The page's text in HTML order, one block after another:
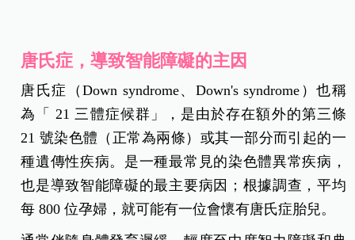
唐氏症，導致智能障礙的主因
唐氏症（Down syndrome、Down's syndrome）也稱
為「 21 三體症候群」，是由於存在額外的第三條
21 號染色體（正常為兩條）或其一部分而引起的一
種遺傳性疾病。是一種最常見的染色體異常疾病，
也是導致智能障礙的最主要病因；根據調查，平均
每 800 位孕婦，就可能有一位會懷有唐氏症胎兒。